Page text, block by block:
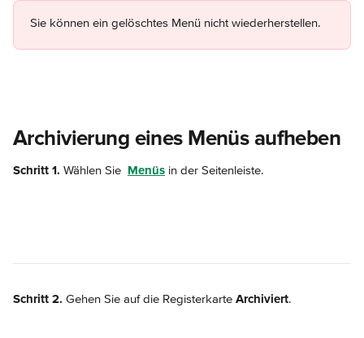
Sie können ein gelöschtes Menü nicht wiederherstellen.
Archivierung eines Menüs aufheben
Schritt 1. Wählen Sie Menüs in der Seitenleiste.
Schritt 2. Gehen Sie auf die Registerkarte Archiviert.